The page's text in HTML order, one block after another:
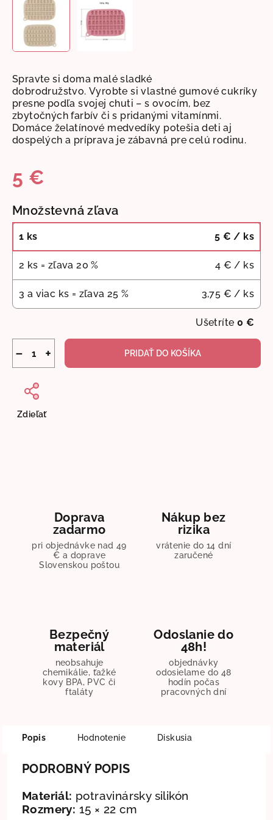
Spravte si doma malé sladké
dobrodružstvo. Vyrobte si vlastné gumové cukríky
presne podľa svojej chuti – s ovocím, bez
zbytočných farbív či s pridanými vitamínmi.
Domáce želatínové medvedíky potešia deti aj
dospelých a príprava je zábavná pre celú rodinu.
5 €
cena:
Množstevná zľava
1 ks 5 € / ks
2 ks = zľava 20 % 4 € / ks
3 a viac ks = zľava 25 % 3,75 € / ks
Ušetríte 0 €
+
− PRIDAŤ DO KOŠÍKA
Zdieľať
Doprava
zadarmo
pri objednávke nad 49
€ a doprave
Slovenskou poštou
Nákup bez
rizika
vrátenie do 14 dní
zaručené
Bezpečný
materiál
neobsahuje
chemikálie, ťažké
kovy BPA, PVC či
ftaláty
Odoslanie do
48h!
objednávky
odosielame do 48
hodín počas
pracovných dní
Popis Hodnotenie Diskusia
PODROBNÝ POPIS
Materiál: potravinársky silikón
Rozmery: 15 × 22 cm